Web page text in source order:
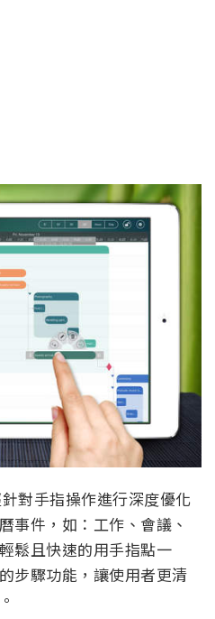
對手指操作進行深度優化
事件，如：工作、會議、
鬆且快速的用手指點一
步驟功能，讓使用者更清